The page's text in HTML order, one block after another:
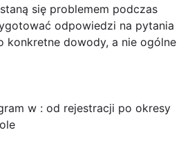
się problemem podczas
odpowiedzi na pytania
konkretne dowody, a nie ogólne
w : od rejestracji po okresy